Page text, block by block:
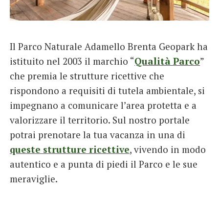
Il Parco Naturale Adamello Brenta Geopark ha
istituito nel 2003 il marchio “Qualità Parco”
che premia le strutture ricettive che
rispondono a requisiti di tutela ambientale, si
impegnano a comunicare l’area protetta e a
valorizzare il territorio. Sul nostro portale
potrai prenotare la tua vacanza in una di
queste strutture ricettive, vivendo in modo
autentico e a punta di piedi il Parco e le sue
meraviglie.